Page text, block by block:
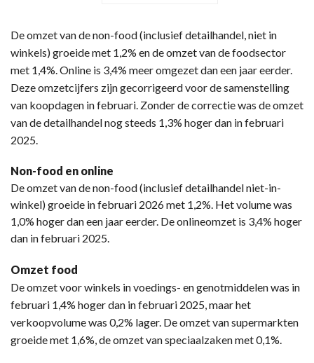
De omzet van de non-food (inclusief detailhandel, niet in
winkels) groeide met 1,2% en de omzet van de foodsector
met 1,4%. Online is 3,4% meer omgezet dan een jaar eerder.
Deze omzetcijfers zijn gecorrigeerd voor de samenstelling
van koopdagen in februari. Zonder de correctie was de omzet
van de detailhandel nog steeds 1,3% hoger dan in februari
2025.
Non-food en online
De omzet van de non-food (inclusief detailhandel niet-in-
winkel) groeide in februari 2026 met 1,2%. Het volume was
1,0% hoger dan een jaar eerder. De onlineomzet is 3,4% hoger
dan in februari 2025.
Omzet food
De omzet voor winkels in voedings- en genotmiddelen was in
februari 1,4% hoger dan in februari 2025, maar het
verkoopvolume was 0,2% lager. De omzet van supermarkten
groeide met 1,6%, de omzet van speciaalzaken met 0,1%.